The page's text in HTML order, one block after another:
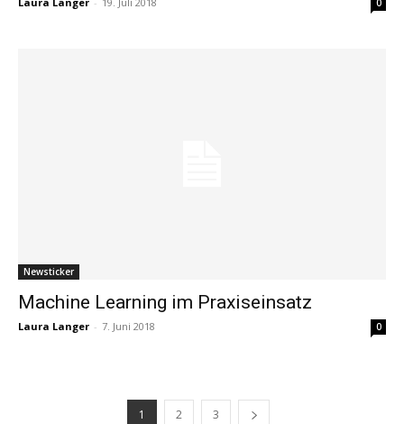
0
Newsticker
Machine Learning im Praxiseinsatz
Laura Langer - 7. Juni 2018 0
1 2 3